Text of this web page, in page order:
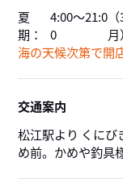
夏
期：
4:00～21:0
0
（
月）
海の天候次第で開
交通案内
松江駅より くにび
め前。かめや釣具